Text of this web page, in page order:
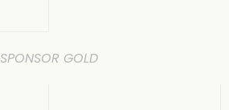
SPONSOR GOLD